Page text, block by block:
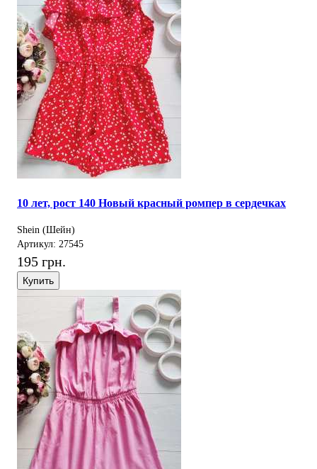
10 лет, рост 140 Новый красный ромпер в сердечках
Shein (Шейн)
Артикул: 27545
195 грн.
Купить